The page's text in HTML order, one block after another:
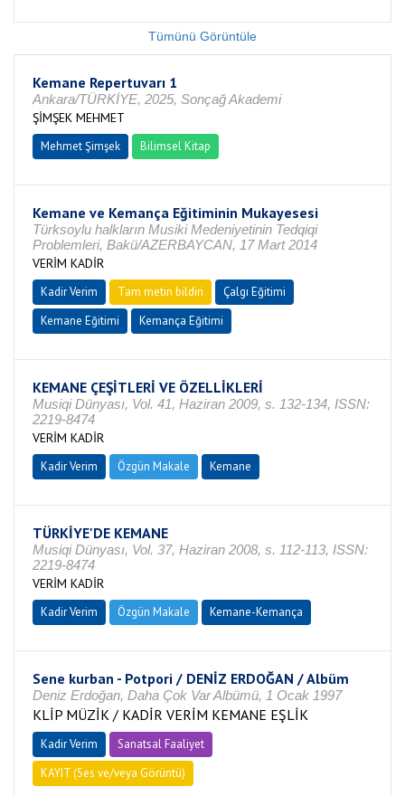
Tümünü Görüntüle
Kemane Repertuvarı 1
Ankara/TÜRKİYE, 2025, Sonçağ Akademi
ŞİMŞEK MEHMET
Mehmet Şimşek Bilimsel Kitap
Kemane ve Kemança Eğitiminin Mukayesesi
Türksoylu halkların Musiki Medeniyetinin Tedqiqi
Problemleri, Bakü/AZERBAYCAN, 17 Mart 2014
VERİM KADİR
Kadir Verim Tam metin bildiri
Çalgı Eğitimi
Kemane Eğitimi
Kemança Eğitimi
KEMANE ÇEŞİTLERİ VE ÖZELLİKLERİ
Musiqi Dünyası, Vol. 41, Haziran 2009, s. 132-134, ISSN:
2219-8474
VERİM KADİR
Kadir Verim Özgün Makale Kemane
TÜRKİYE'DE KEMANE
Musiqi Dünyası, Vol. 37, Haziran 2008, s. 112-113, ISSN:
2219-8474
VERİM KADİR
Kadir Verim Özgün Makale Kemane-Kemança
Sene kurban - Potpori / DENİZ ERDOĞAN / Albüm
Deniz Erdoğan, Daha Çok Var Albümü, 1 Ocak 1997
KLİP MÜZİK / KADİR VERİM KEMANE EŞLİK
Kadir Verim
Sanatsal Faaliyet
KAYIT (Ses ve/veya Görüntü)